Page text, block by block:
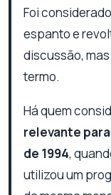
Foi
espanto e
discussão,
termo.
Há quem
relevante para
de 1994,
utilizou um